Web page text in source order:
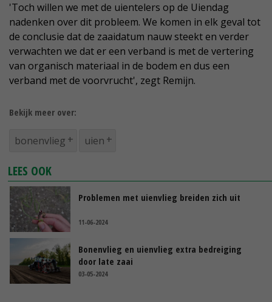
'Toch willen we met de uientelers op de Uiendag
nadenken over dit probleem. We komen in elk geval tot
de conclusie dat de zaaidatum nauw steekt en verder
verwachten we dat er een verband is met de vertering
van organisch materiaal in de bodem en dus een
verband met de voorvrucht', zegt Remijn.
Bekijk meer over:
bonenvlieg uien
LEES OOK
Problemen met uienvlieg breiden zich uit
11-06-2024
Bonenvlieg en uienvlieg extra bedreiging
door late zaai
03-05-2024